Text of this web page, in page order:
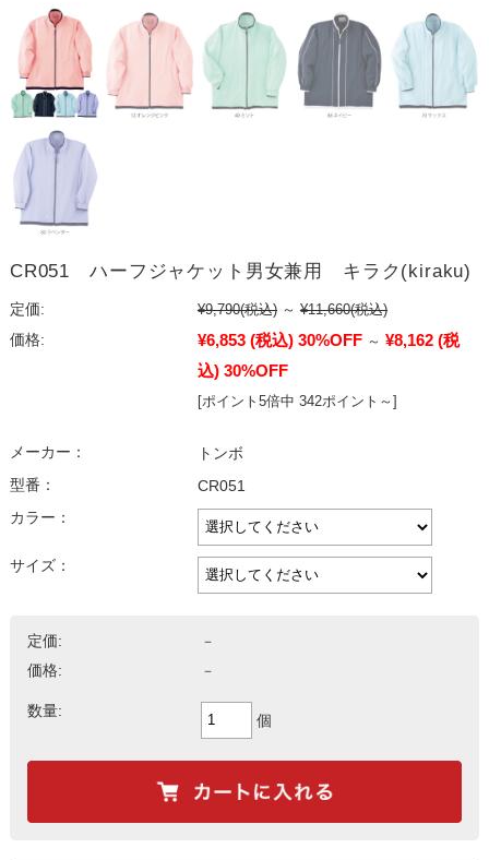
CR051 ハーフジャケット男女兼用 キラク(kiraku)
定価: ¥9,790(税込) ～ ¥11,660(税込)
価格:
¥6,853 (税込) 30%OFF ～ ¥8,162 (税
込) 30%OFF
[ポイント5倍中 342ポイント～]
メーカー：
トンボ
型番：
CR051
カラー：
サイズ：
定価:
－
価格:
－
数量:
個